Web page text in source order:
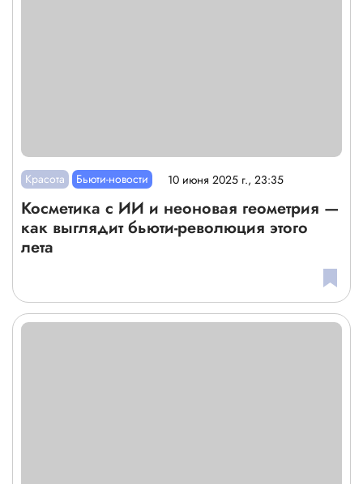
Красота Бьюти-новости 10 июня 2025 г., 23:35
Косметика с ИИ и неоновая геометрия —
как выглядит бьюти-революция этого
лета